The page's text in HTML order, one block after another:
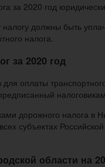
за 2020 год
должны быть
налога.
за 2020 год
оплаты
дорожного налога в
субъектах
области на